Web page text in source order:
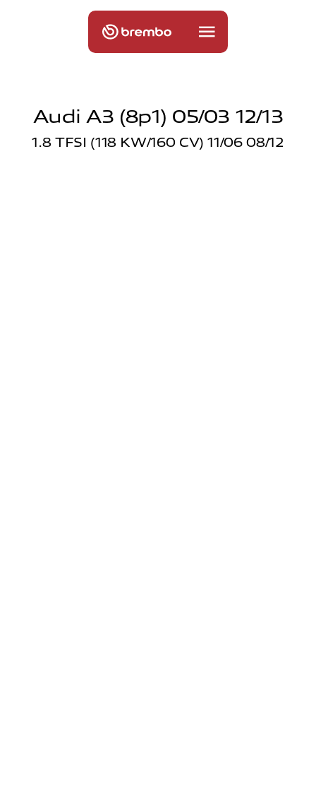
Audi A3 (8p1) 05/03 12/13
1.8 TFSI (118 KW/160 CV) 11/06 08/12